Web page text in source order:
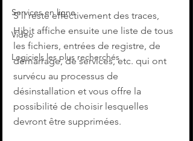
Services en ligne
Video
Logiciels les plus recherchés
S'il reste effectivement des traces,
Hibit affiche ensuite une liste de tous
les fichiers, entrées de registre, de
démarrage, de services, etc. qui ont
survécu au processus de
désinstallation et vous offre la
possibilité de choisir lesquelles
devront être supprimées.